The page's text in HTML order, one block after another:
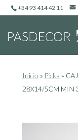
+34 93 414 42 11
Inicio » Picks »
28X14/5CM MIN